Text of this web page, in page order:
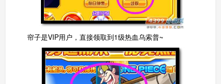
帘子是VIP用户，直接领取到1级热血乌索普~